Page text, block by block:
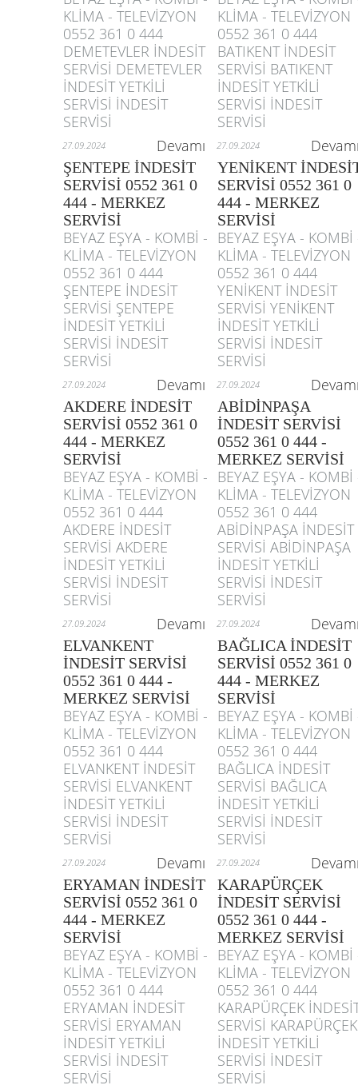
KLİMA - TELEVİZYON
0552 361 0 444
DEMETEVLER İNDESİT
SERVİSİ DEMETEVLER
İNDESİT YETKİLİ
SERVİSİ İNDESİT
SERVİSİ
KLİMA - TELEVİZYON
0552 361 0 444
BATIKENT İNDESİT
SERVİSİ BATIKENT
İNDESİT YETKİLİ
SERVİSİ İNDESİT
SERVİSİ
27.09.2024 Devamı 27.09.2024
ŞENTEPE İNDESİT
SERVİSİ 0552 361 0
444 - MERKEZ
SERVİSİ
YENİKENT
SERVİSİ 0552 361 0
444 - MERKEZ
SERVİSİ
BEYAZ EŞYA - KOMBİ -
KLİMA - TELEVİZYON
0552 361 0 444
ŞENTEPE İNDESİT
SERVİSİ ŞENTEPE
İNDESİT YETKİLİ
SERVİSİ İNDESİT
SERVİSİ
BEYAZ EŞYA - KOMBİ
KLİMA - TELEVİZYON
0552 361 0 444
YENİKENT İNDESİT
SERVİSİ YENİKENT
İNDESİT YETKİLİ
SERVİSİ İNDESİT
SERVİSİ
27.09.2024 Devamı 27.09.2024
AKDERE İNDESİT
SERVİSİ 0552 361 0
444 - MERKEZ
SERVİSİ
ABİDİNPAŞA
İNDESİT SERVİSİ
0552 361 0 444 -
MERKEZ SERVİSİ
BEYAZ EŞYA - KOMBİ -
KLİMA - TELEVİZYON
0552 361 0 444
AKDERE İNDESİT
SERVİSİ AKDERE
İNDESİT YETKİLİ
SERVİSİ İNDESİT
SERVİSİ
BEYAZ EŞYA - KOMBİ
KLİMA - TELEVİZYON
0552 361 0 444
ABİDİNPAŞA İNDESİT
SERVİSİ ABİDİNPAŞA
İNDESİT YETKİLİ
SERVİSİ İNDESİT
SERVİSİ
27.09.2024 Devamı 27.09.2024
ELVANKENT
İNDESİT SERVİSİ
0552 361 0 444 -
MERKEZ SERVİSİ
BAĞLICA İNDESİT
SERVİSİ 0552 361 0
444 - MERKEZ
SERVİSİ
BEYAZ EŞYA - KOMBİ -
KLİMA - TELEVİZYON
0552 361 0 444
ELVANKENT İNDESİT
SERVİSİ ELVANKENT
İNDESİT YETKİLİ
SERVİSİ İNDESİT
SERVİSİ
BEYAZ EŞYA - KOMBİ
KLİMA - TELEVİZYON
0552 361 0 444
BAĞLICA İNDESİT
SERVİSİ BAĞLICA
İNDESİT YETKİLİ
SERVİSİ İNDESİT
SERVİSİ
27.09.2024 Devamı 27.09.2024
ERYAMAN İNDESİT
SERVİSİ 0552 361 0
444 - MERKEZ
SERVİSİ
KARAPÜRÇEK
İNDESİT SERVİSİ
0552 361 0 444 -
MERKEZ SERVİSİ
BEYAZ EŞYA - KOMBİ -
KLİMA - TELEVİZYON
0552 361 0 444
ERYAMAN İNDESİT
SERVİSİ ERYAMAN
İNDESİT YETKİLİ
SERVİSİ İNDESİT
SERVİSİ
BEYAZ EŞYA - KOMBİ
KLİMA - TELEVİZYON
0552 361 0 444
KARAPÜRÇEK
SERVİSİ KARAPÜRÇEK
İNDESİT YETKİLİ
SERVİSİ İNDESİT
SERVİSİ